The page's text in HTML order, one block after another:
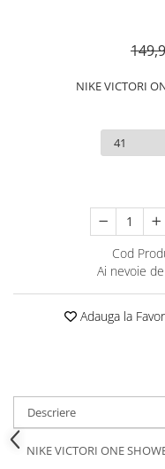
NIKE VICTORI
Cod
Ai nevoie
Adauga la
Descriere
NIKE VICTORI ONE